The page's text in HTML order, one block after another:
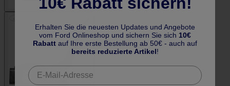
Erhalten Sie die neuesten Updates und Angebote
vom Ford Onlineshop und sichern Sie sich 10€
Rabatt auf Ihre erste Bestellung ab 50€ - auch auf
bereits reduzierte Artikel!